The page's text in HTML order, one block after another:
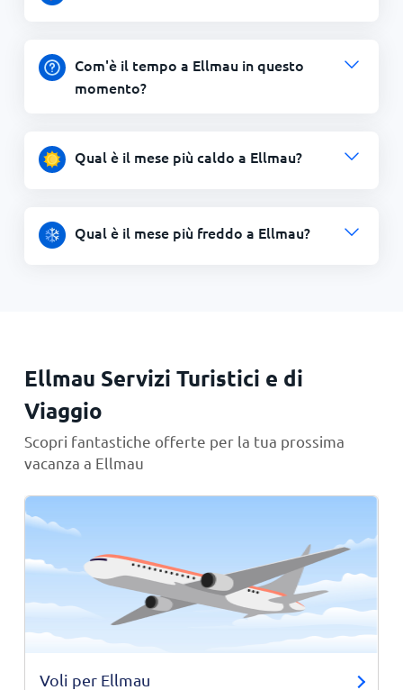
Com'è il tempo a Ellmau in questo
momento?
Qual è il mese più caldo a Ellmau?
Qual è il mese più freddo a Ellmau?
Ellmau Servizi Turistici e di
Viaggio
Scopri fantastiche offerte per la tua prossima
vacanza a Ellmau
Voli per Ellmau